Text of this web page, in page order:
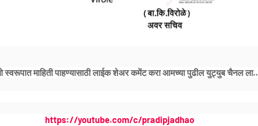
स्वरूपात माहिती पाहण्यासाठी लाईक शेअर कमेंट करा आमच्या पुढील युट्युब चैनल ला..
https://youtube.com/c/pradipjadhao